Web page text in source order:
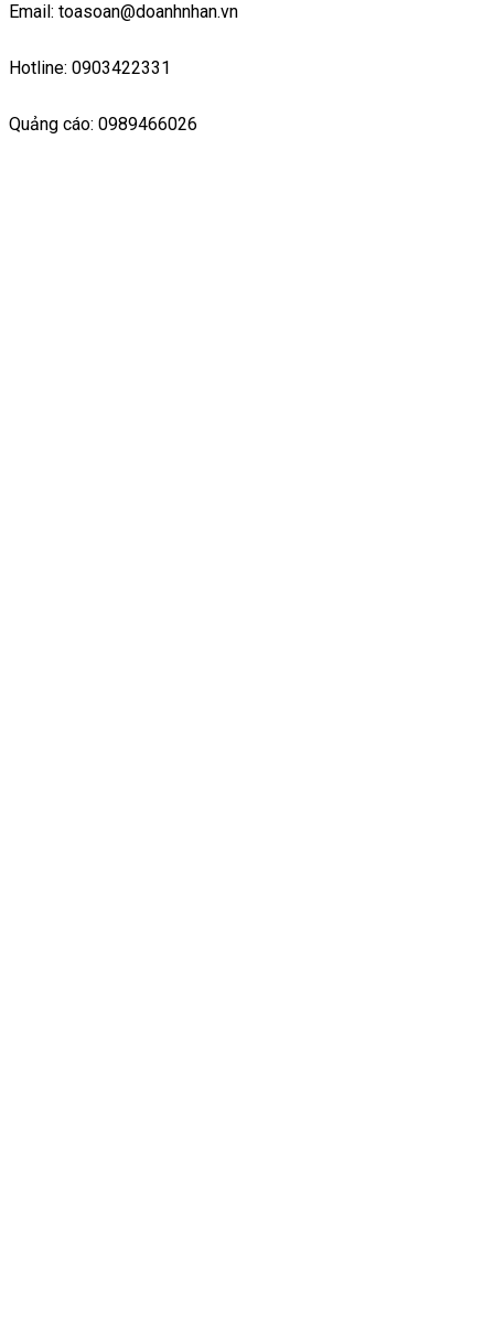
Email: toasoan@doanhnhan.vn
Hotline: 0903422331
Quảng cáo: 0989466026